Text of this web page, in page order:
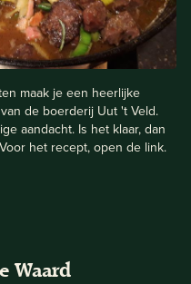
maak je een heerlijke
de boerderij Uut 't Veld.
aandacht. Is het klaar, dan
het recept, open de link.
Waard